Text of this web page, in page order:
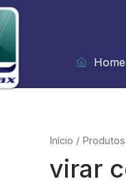
Ir
para
o
conteúdo
Home
Início /
virar